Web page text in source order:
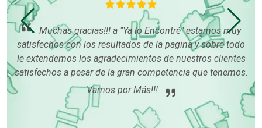
Centros de Nutrición
Centros Turísticos
Cerrajerías
Muchas gracias!!! a "Ya lo Encontré" estamos muy
satisfechos con los resultados de la pagina y sobre todo
le extendemos los agradecimientos de nuestros clientes
satisfechos a pesar de la gran competencia que tenemos.
Vamos por Más!!!